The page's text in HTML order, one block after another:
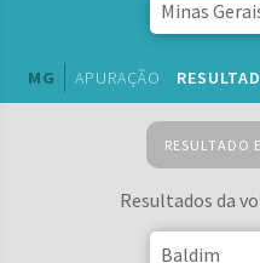
MG APURAÇÃO
RESULTADO
Resultados da